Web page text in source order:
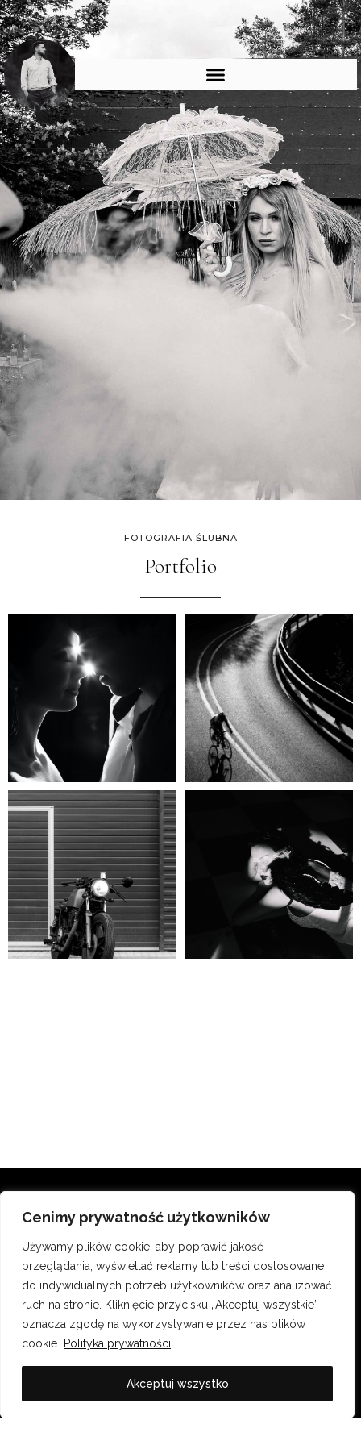
Cenimy prywatność użytkowników
Używamy plików cookie, aby poprawić jakość
przeglądania, wyświetlać reklamy lub treści dostosowane
do indywidualnych potrzeb użytkowników oraz analizować
ruch na stronie. Kliknięcie przycisku „Akceptuj wszystkie”
oznacza zgodę na wykorzystywanie przez nas plików
cookie.
Polityka prywatności
Akceptuj wszystko
FOTOGRAFIA ŚLUBNA
Portfolio
ZAOBSERWUJ NA INSTAGRAMIE
@ADAMCISOWSKIFOTOGRAF